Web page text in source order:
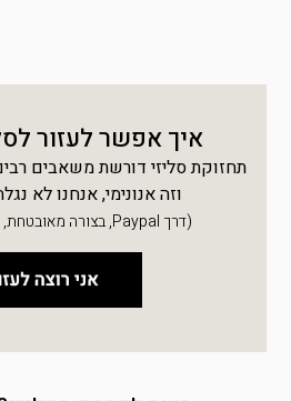
איך אפשר לעזור
תחזוקת סליזי דורשת משאבים
וזה אנונימי, אנחנו לא
(דרך Paypal, בצורה מאובטחת, אנונימית ומהירה)